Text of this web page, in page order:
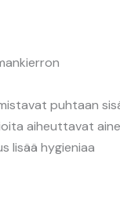
puhtaan
aiheuttavat
lisää hygieniaa